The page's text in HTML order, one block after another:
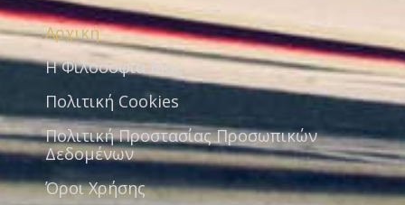
Αρχική
Η Φιλοσοφία Μας
Πολιτική Cookies
Πολιτική Προστασίας Προσωπικών
Δεδομένων
Όροι Χρήσης